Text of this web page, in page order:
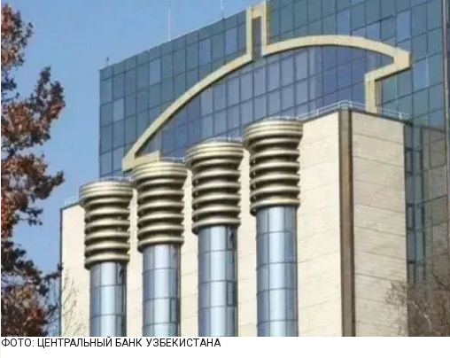
ФОТО: ЦЕНТРАЛЬНЫЙ БАНК УЗБЕКИСТАНА